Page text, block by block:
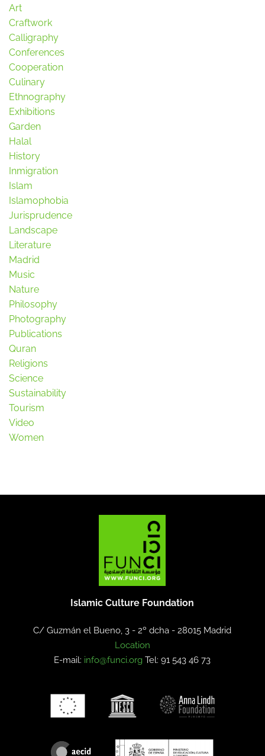
Art
Craftwork
Calligraphy
Conferences
Cooperation
Culinary
Ethnography
Exhibitions
Garden
Halal
History
Inmigration
Islam
Islamophobia
Jurisprudence
Landscape
Literature
Madrid
Music
Nature
Philosophy
Photography
Publications
Quran
Religions
Science
Sustainability
Tourism
Video
Women
Islamic Culture Foundation
C/ Guzmán el Bueno, 3 - 2º dcha -28015 Madrid
Location
E-mail: info@funci.org Tel: 91 543 46 73